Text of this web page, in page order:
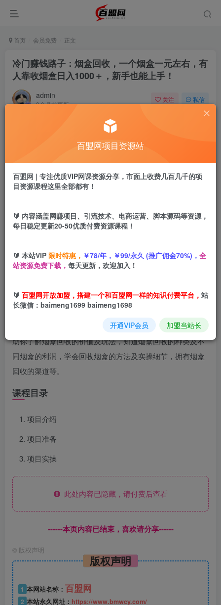
首页 会员免费 正文
冷门赚钱路子：烟盒回收，一个烟盒一元左右，有
人靠收烟盒日入1000＋，新手也能上手！
admin
9个月前更新
关注 私信
盟币 9.9
立即购买
烟盒回收项目资深研究员，通过实操已经拿到了结果，本课
程从实操的角度精心设计，为小白量身打造，避坑避弯。帮
助你了解烟盒回收的价值及玩法，知道烟盒回收的种类及不
同烟盒的利润，学会回收烟盒的方法及实操细节，拥有烟盒
回收的渠道等。
课程目录
项目介绍
项目准备
项目实操
此处内容已隐藏，请付费后查看
------本页内容已结束，喜欢请分享------
© 版权声明
版权声明
1 本网站名称： 百盟网
2 本站永久网址： https://www.bmwcy.com/
百盟网项目资源站
百盟网 | 专注优质VIP网课资源分享，市面上收费几百几千的项
目资源课程这里全部都有！
🔰 内容涵盖网赚项目、引流技术、电商运营、脚本源码等资源，
每日稳定更新20-50优质付费资源课程！
🔰 本站VIP 限时特惠， ￥78/年，￥99/永久 (推广佣金70%)， 全
站资源免费下载， 每天更新，欢迎加入！
🔰 百盟网开放加盟，搭建一个和百盟网一样的知识付费平台， 站
长微信：baimeng1699 baimeng1698
开通VIP会员 加盟当站长